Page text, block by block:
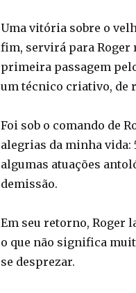
Uma vitória sobre o
fim, servirá para Roger
primeira passagem
um técnico criativo, de
Foi sob o comando de
alegrias da minha vida:
algumas atuações
demissão.
Em seu retorno, Roger
o que não significa
se desprezar.